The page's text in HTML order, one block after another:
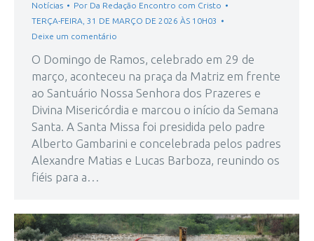
Notícias Por Da Redação Encontro com Cristo
TERÇA-FEIRA, 31 DE MARÇO DE 2026 ÀS 10H03
Deixe um comentário
O Domingo de Ramos, celebrado em 29 de
março, aconteceu na praça da Matriz em frente
ao Santuário Nossa Senhora dos Prazeres e
Divina Misericórdia e marcou o início da Semana
Santa. A Santa Missa foi presidida pelo padre
Alberto Gambarini e concelebrada pelos padres
Alexandre Matias e Lucas Barboza, reunindo os
fiéis para a…